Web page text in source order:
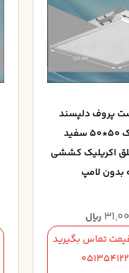
پروف دلپسند
36*3 مشترک 50*50 سفيد
اکريليک کششي
بدون لامپ
ریال
تماس بگیرید